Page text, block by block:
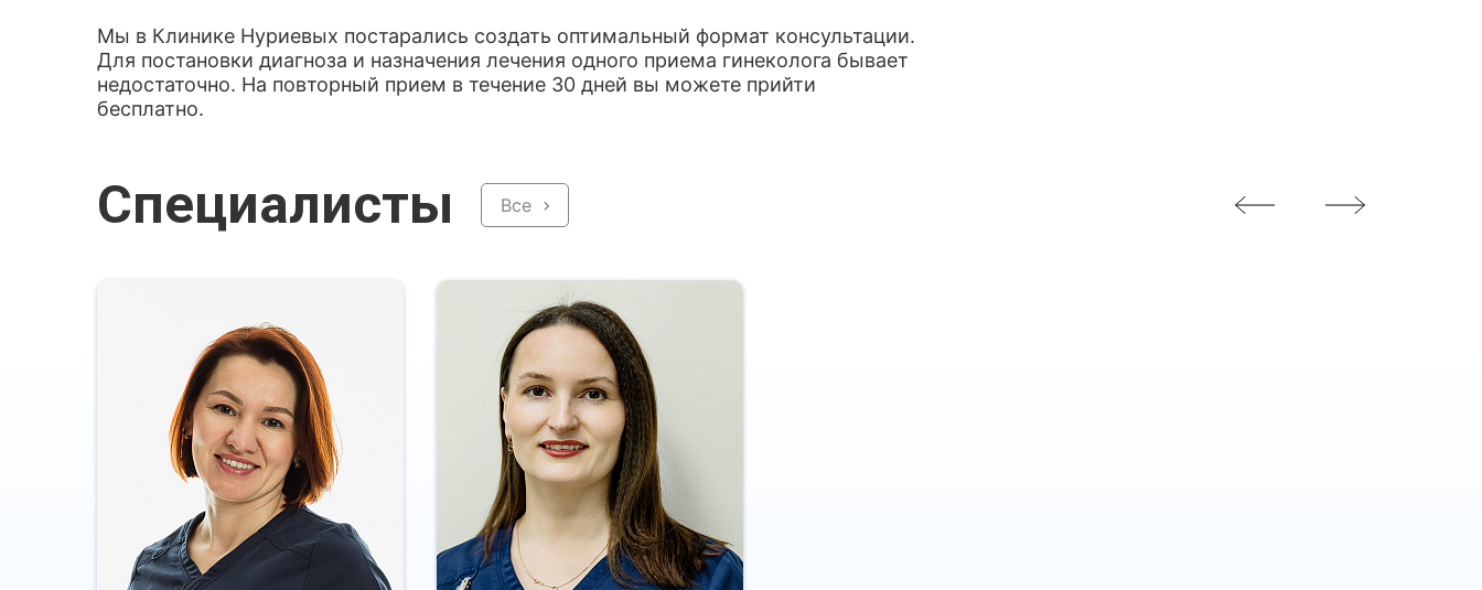
Мы в Клинике Нуриевых постарались создать оптимальный формат консультации.
Для постановки диагноза и назначения лечения одного приема гинеколога бывает
недостаточно. На повторный прием в течение 30 дней вы можете прийти
бесплатно.
Специалисты Все